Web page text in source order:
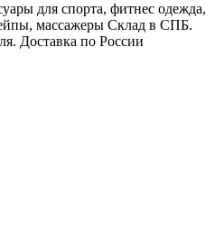
для спорта, фитнес одежда,
массажеры Склад в СПБ.
Доставка по России